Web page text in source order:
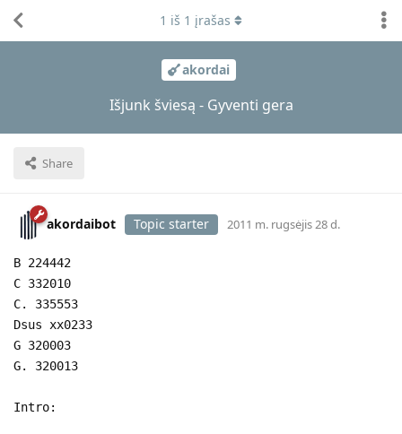
akordai
Išjunk šviesą - Gyventi gera
Share
1 iš 1 įrašas
akordaibot Topic starter 2011 m. rugsėjis 28 d.
B 224442
C 332010
C. 335553
Dsus xx0233
G 320003
G. 320013
Intro: